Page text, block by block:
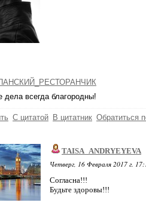
дела всегда благородны!
С цитатой В цитатник Обратиться
TAISA_ANDRYEYEVA
Четверг, 16 Февраля 2017 г.
Согласна!!!
Будьте здоровы!!!